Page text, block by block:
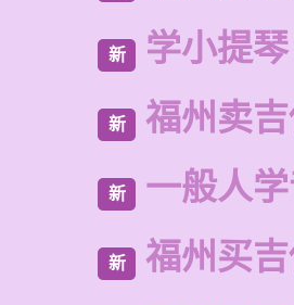
新 学小提
新 福州卖
新 一般人
新 福州买